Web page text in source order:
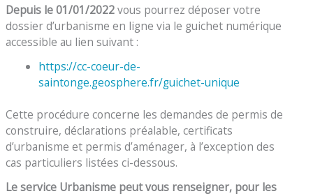
Depuis le 01/01/2022vous pourrez déposer votre
dossier d’urbanisme en ligne via le guichet numérique
accessible au lien suivant :
https://cc-coeur-de-
saintonge.geosphere.fr/guichet-unique
Cette procédure concerne les demandes de permis de
construire, déclarations préalable, certificats
d’urbanisme et permis d’aménager, à l’exception des
cas particuliers listées ci-dessous.
Le service Urbanisme peut vous renseigner, pour les